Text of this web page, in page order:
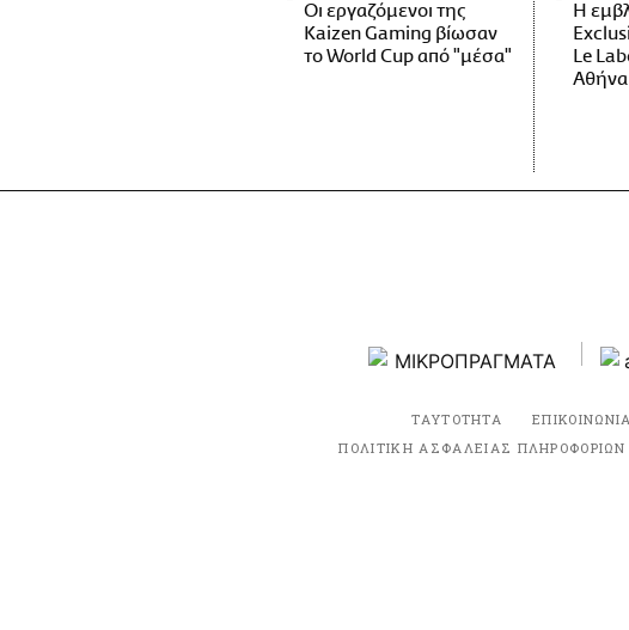
Οι εργαζόμενοι της
Kaizen Gaming βίωσαν
το World Cup από "μέσα"
Η
Le
Αθήνα
ΤΑΥΤΟΤΗΤΑ ΕΠΙΚΟΙΝΩΝΙΑ
ΠΟΛΙΤΙΚΗ ΑΣΦΑΛΕΙΑΣ